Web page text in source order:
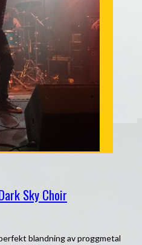
Sky Choir
blandning av proggmetal